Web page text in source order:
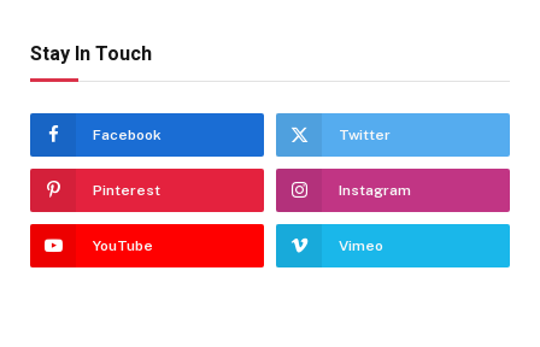
Stay In Touch
Facebook Twitter
Pinterest Instagram
YouTube Vimeo